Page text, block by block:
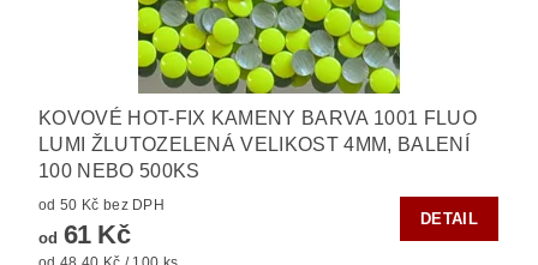
KOVOVÉ HOT-FIX KAMENY BARVA 1001 FLUO
LUMI ŽLUTOZELENÁ VELIKOST 4MM, BALENÍ
100 NEBO 500KS
od 50 Kč bez DPH
od 61 Kč
DETAIL